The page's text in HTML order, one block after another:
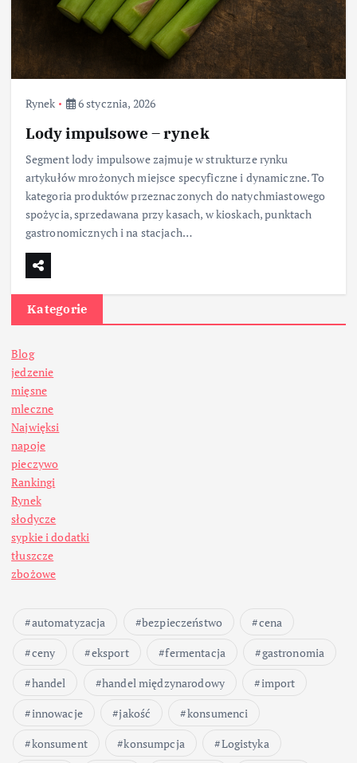
Rynek 6 stycznia, 2026
Lody impulsowe – rynek
Segment lody impulsowe zajmuje w strukturze rynku
artykułów mrożonych miejsce specyficzne i dynamiczne. To
kategoria produktów przeznaczonych do natychmiastowego
spożycia, sprzedawana przy kasach, w kioskach, punktach
gastronomicznych i na stacjach…
Kategorie
Blog
jedzenie
mięsne
mleczne
Najwięksi
napoje
pieczywo
Rankingi
Rynek
słodycze
sypkie i dodatki
tłuszcze
zbożowe
automatyzacja bezpieczeństwo
cena
ceny
eksport fermentacja
gastronomia
handel
handel międzynarodowy
import
innowacje
jakość
konsumenci
konsument
konsumpcja
Logistyka